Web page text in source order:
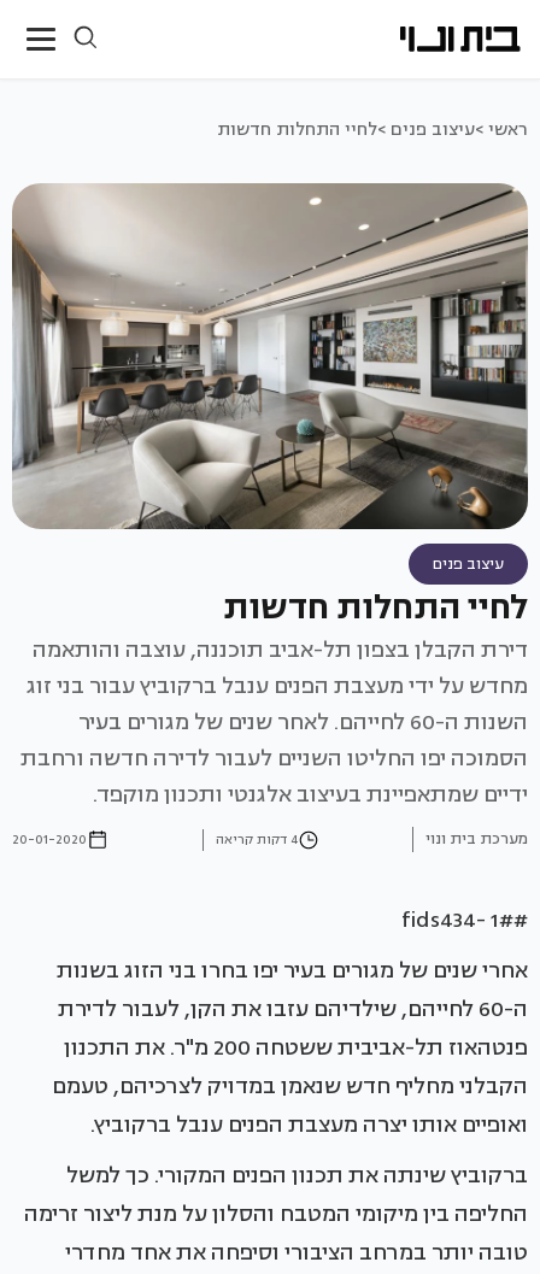
ראשי >עיצוב פנים >לחיי התחלות חדשות
עיצוב פנים
לחיי התחלות חדשות
דירת הקבלן בצפון תל-אביב תוכננה, עוצבה והותאמה
מחדש על ידי מעצבת הפנים ענבל ברקוביץ עבור בני זוג
השנות ה-60 לחייהם. לאחר שנים של מגורים בעיר
הסמוכה יפו החליטו השניים לעבור לדירה חדשה ורחבת
ידיים שמתאפיינת בעיצוב אלגנטי ותכנון מוקפד.
מערכת בית ונוי 4 דקות קריאה 20-01-2020
#fids434- 1#
אחרי שנים של מגורים בעיר יפו בחרו בני הזוג בשנות
ה-60 לחייהם, שילדיהם עזבו את הקן, לעבור לדירת
פנטהאוז תל-אביבית ששטחה 200 מ"ר. את התכנון
הקבלני מחליף חדש שנאמן במדויק לצרכיהם, טעמם
ואופיים אותו יצרה מעצבת הפנים ענבל ברקוביץ.
ברקוביץ שינתה את תכנון הפנים המקורי. כך למשל
החליפה בין מיקומי המטבח והסלון על מנת ליצור זרימה
טובה יותר במרחב הציבורי וסיפחה את אחד מחדרי